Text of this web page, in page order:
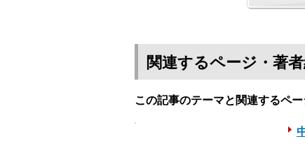
関連するページ・著
この記事のテーマと関連するペー